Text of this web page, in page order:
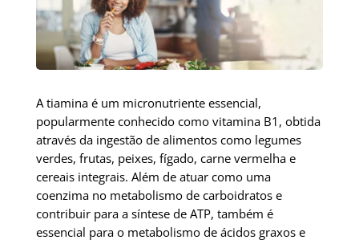
A tiamina é um micronutriente essencial,
popularmente conhecido como vitamina B1, obtida
através da ingestão de alimentos como legumes
verdes, frutas, peixes, fígado, carne vermelha e
cereais integrais. Além de atuar como uma
coenzima no metabolismo de carboidratos e
contribuir para a síntese de ATP, também é
essencial para o metabolismo de ácidos graxos e